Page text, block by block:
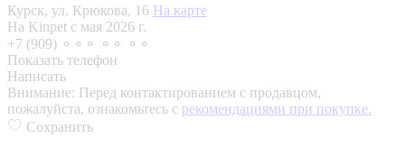
Курск, ул. Крюкова, 16 На карте
На Kinpet c мая 2026 г.
+7 (909) ⚬⚬⚬ ⚬⚬ ⚬⚬
Показать телефон
Написать
Внимание: Перед контактированием с продавцом,
пожалуйста, ознакомьтесь с рекомендациями при покупке.
Сохранить